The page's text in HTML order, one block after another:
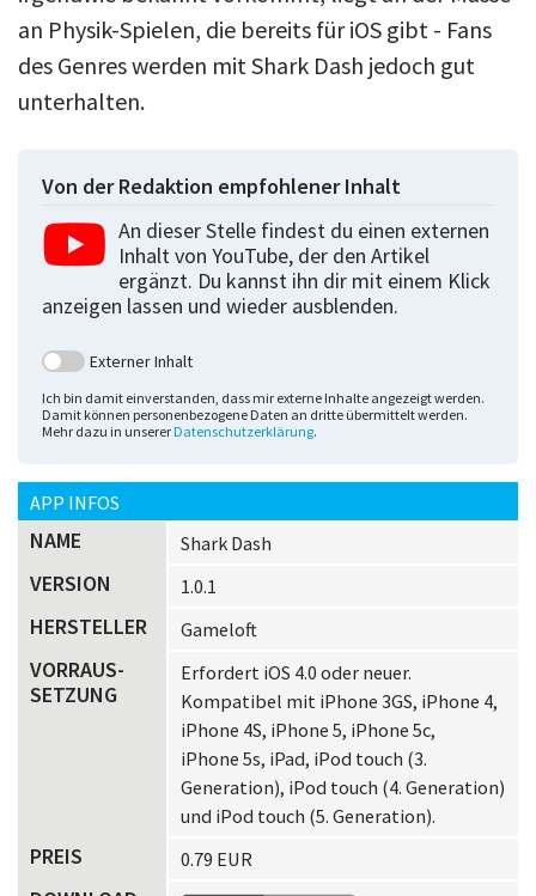
an Physik-Spielen, die bereits für iOS gibt - Fans
des Genres werden mit Shark Dash jedoch gut
unterhalten.
Von der Redaktion empfohlener Inhalt
An dieser Stelle findest du einen externen
Inhalt von YouTube, der den Artikel
ergänzt. Du kannst ihn dir mit einem Klick
anzeigen lassen und wieder ausblenden.
Externer Inhalt
Ich bin damit einverstanden, dass mir externe Inhalte angezeigt werden.
Damit können personenbezogene Daten an dritte übermittelt werden.
Mehr dazu in unserer Datenschutzerklärung.
APP INFOS
NAME Shark Dash
VERSION 1.0.1
HERSTELLER Gameloft
VORRAUS­
SETZUNG
Erfordert iOS 4.0 oder neuer.
Kompatibel mit iPhone 3GS, iPhone 4,
iPhone 4S, iPhone 5, iPhone 5c,
iPhone 5s, iPad, iPod touch (3.
Generation), iPod touch (4. Generation)
und iPod touch (5. Generation).
PREIS 0.79 EUR